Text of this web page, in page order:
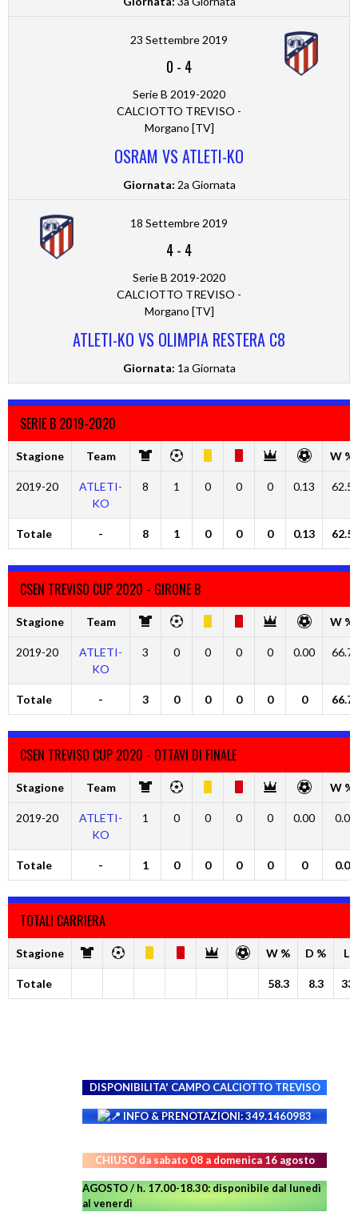
23 Settembre 2019
0 - 4
Serie B 2019-2020
CALCIOTTO TREVISO -
Morgano [TV]
OSRAM VS ATLETI-KO
Giornata: 2a Giornata
18 Settembre 2019
4- 4
Serie B 2019-2020
CALCIOTTO TREVISO -
Morgano [TV]
ATLETI-KO VS OLIMPIA RESTERA C8
Giornata: 1a Giornata
SERIE B 2019-2020
Stagione Team W %
2019-20
ATLETI-
KO
8 1 0 0 0 0.13 62.5
Totale - 8 1 0 0 0 0.13 62.5
CSEN TREVISO CUP 2020 - GIRONE B
Stagione Team W %
2019-20
ATLETI-
KO
3 0 0 0 0 0.00 66.7
Totale - 3 0 0 0 0 0 66.7
CSEN TREVISO CUP 2020 - OTTAVI DI FINALE
Stagione Team W %
2019-20
ATLETI-
KO
1 0 0 0 0 0.00 0.0
Totale - 1 0 0 0 0 0 0.0
TOTALI CARRIERA
Stagione W % D % L
Totale 58.3 8.3
DISPONIBILITA' CAMPO CALCIOTTO TREVISO
INFO & PRENOTAZIONI: 349.1460983
CHIUSO da sabato 08 a domenica 16 agosto
AGOSTO / h. 17.00-18.30: disponibile dal lunedì
al venerdì